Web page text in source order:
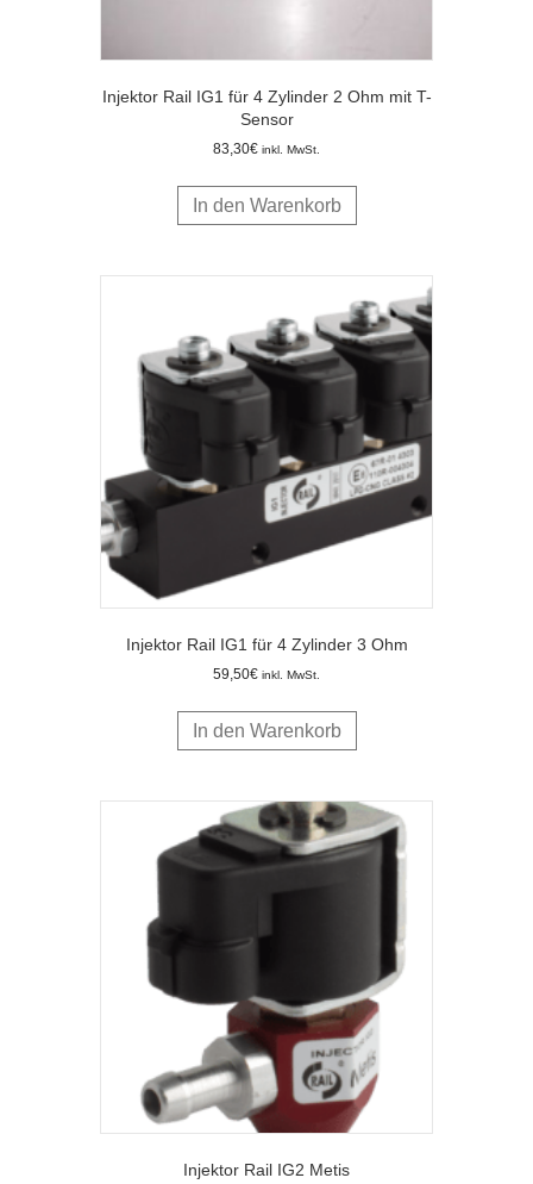
Injektor Rail IG1 für 4 Zylinder 2 Ohm mit T-
Sensor
83,30€ inkl. MwSt.
In den Warenkorb
Injektor Rail IG1 für 4 Zylinder 3 Ohm
59,50€ inkl. MwSt.
In den Warenkorb
Injektor Rail IG2 Metis